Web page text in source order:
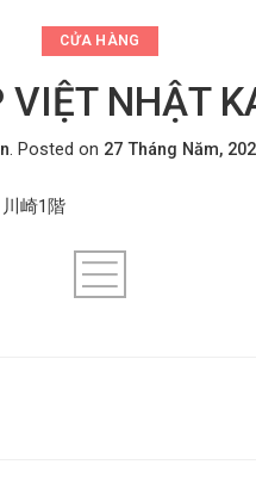
CỬA HÀNG
VIỆT NHẬT
. Posted on 27 Tháng Năm,
崎1階